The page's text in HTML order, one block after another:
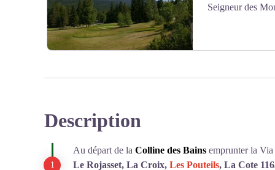
Voir l'image en plein écran
Seigneur des
Description
Au départ de la Colline des Bains emprunter la Via
Le Rojasset, La Croix, Les Pouteils, La Cote